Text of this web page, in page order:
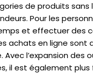
de produits sans
Pour les
et effectuer des
achats en ligne sont
Avec l’expansion des
il est également plus